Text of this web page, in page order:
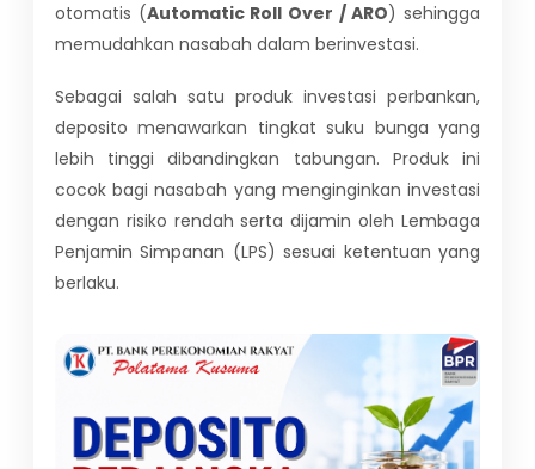
otomatis (Automatic Roll Over / ARO) sehingga
memudahkan nasabah dalam berinvestasi.
Sebagai salah satu produk investasi perbankan,
deposito menawarkan tingkat suku bunga yang
lebih tinggi dibandingkan tabungan. Produk ini
cocok bagi nasabah yang menginginkan investasi
dengan risiko rendah serta dijamin oleh Lembaga
Penjamin Simpanan (LPS) sesuai ketentuan yang
berlaku.